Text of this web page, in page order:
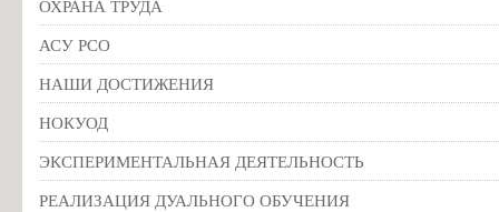
ОХРАНА ТРУДА
АСУ РСО
НАШИ ДОСТИЖЕНИЯ
НОКУОД
ЭКСПЕРИМЕНТАЛЬНАЯ ДЕЯТЕЛЬНОСТЬ
РЕАЛИЗАЦИЯ ДУАЛЬНОГО ОБУЧЕНИЯ